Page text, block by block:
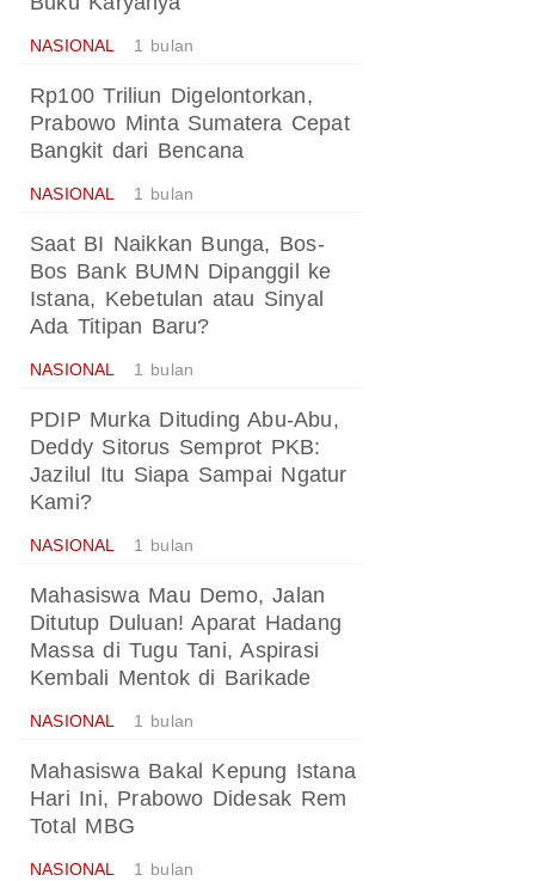
NASIONAL 1 bulan
Rp100 Triliun Digelontorkan,
Prabowo Minta Sumatera Cepat
Bangkit dari Bencana
NASIONAL 1 bulan
Saat BI Naikkan Bunga, Bos-
Bos Bank BUMN Dipanggil ke
Istana, Kebetulan atau Sinyal
Ada Titipan Baru?
NASIONAL 1 bulan
PDIP Murka Dituding Abu-Abu,
Deddy Sitorus Semprot PKB:
Jazilul Itu Siapa Sampai Ngatur
Kami?
NASIONAL 1 bulan
Mahasiswa Mau Demo, Jalan
Ditutup Duluan! Aparat Hadang
Massa di Tugu Tani, Aspirasi
Kembali Mentok di Barikade
NASIONAL 1 bulan
Mahasiswa Bakal Kepung Istana
Hari Ini, Prabowo Didesak Rem
Total MBG
NASIONAL 1 bulan